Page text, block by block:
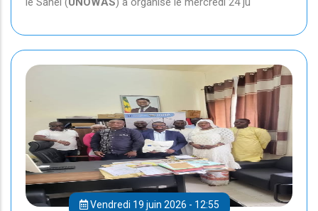
Vendredi 19 juin 2026 - 12:55